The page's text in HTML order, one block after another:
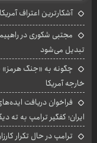
آشکارترین اعتراف
مجتبی شکوری در
تبدیل می‌شود
چگونه به «جنگ هرمز»
خارجه آمریکا
فراخوان دریافت
ایران؛ کفگیر ترامپ به ته
ترامپ در حال تکرار